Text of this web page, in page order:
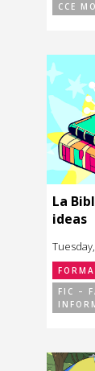
CCE
La
ideas
FIC –